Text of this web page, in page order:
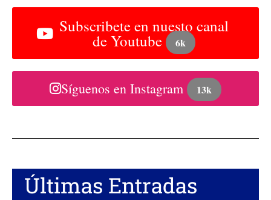
Subscribete en nuesto canal
de Youtube 6k
Síguenos en Instagram 13k
Últimas Entradas